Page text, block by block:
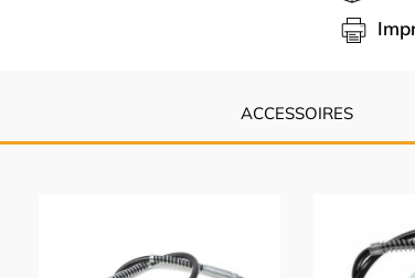
ACCESSOIRES